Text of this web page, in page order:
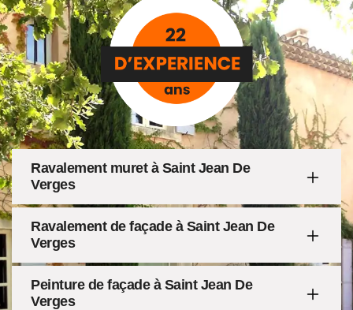
Ravalement muret à Saint Jean De
Verges
Ravalement de façade à Saint Jean De
Verges
Peinture de façade à Saint Jean De
Verges